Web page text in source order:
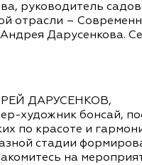
руководитель
отрасли –
Дарусенкова.
ДАРУСЕНКОВ,
художник бонсай,
по красоте и
стадии
на